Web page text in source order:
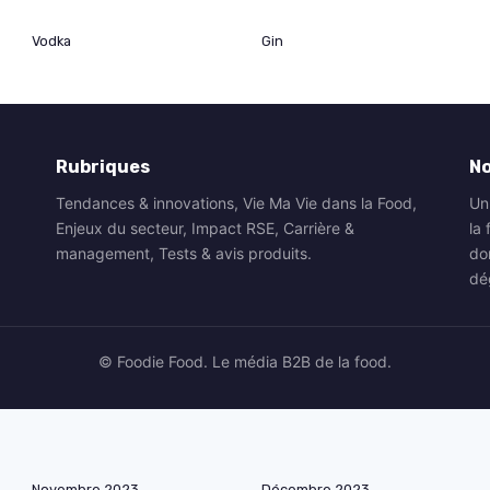
Vodka Gin
Rubriques
Tendances & innovations, Vie Ma Vie dans la Food,
Enjeux du secteur, Impact RSE, Carrière &
management, Tests & avis produits.
la
© Foodie Food. Le média B2B de la food.